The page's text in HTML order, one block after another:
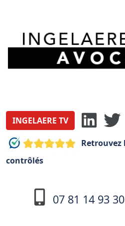
INGELAERE TV
Retrouvez
contrôlés
07 81 14 93 30